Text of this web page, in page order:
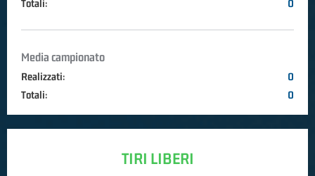
Totali: 0
Media campionato
Realizzati:
0
Totali:
0
TIRI LIBERI